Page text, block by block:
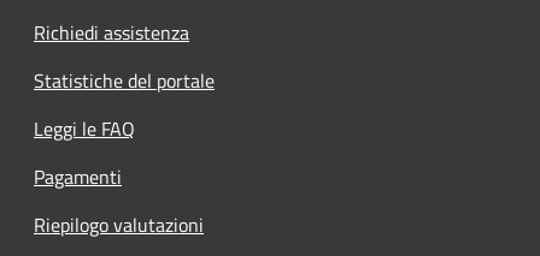
Richiedi assistenza
Statistiche del portale
Leggi le FAQ
Pagamenti
Riepilogo valutazioni